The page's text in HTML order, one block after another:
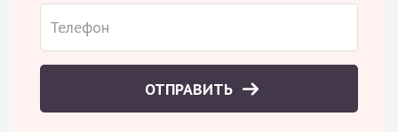
ОТПРАВИТЬ